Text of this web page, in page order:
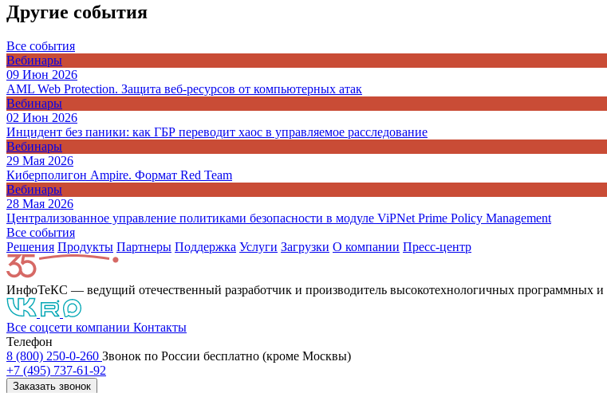
Другие события
Все события
Вебинары
09 Июн 2026
AML Web Protection. Защита веб-ресурсов от компьютерных атак
Вебинары
02 Июн 2026
Инцидент без паники: как ГБР переводит хаос в управляемое расследование
Вебинары
29 Мая 2026
Киберполигон Ampire. Формат Red Team
Вебинары
28 Мая 2026
Централизованное управление политиками безопасности в модуле ViPNet Prime Policy Management
Все события
Решения Продукты Партнeры Поддержка Услуги Загрузки О компании Пресс-центр
ИнфоТеКС — ведущий отечественный разработчик и производитель высокотехнологичных программных
Все соцсети компании Контакты
Телефон
8 (800) 250-0-260 Звонок по России бесплатно (кроме Москвы)
+7 (495) 737-61-92
Заказать звонок